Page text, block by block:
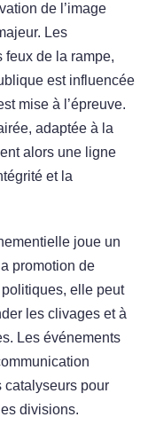
de l’image
Les
feux de la rampe,
est influencée
mise à l’épreuve.
adaptée à la
alors une ligne
et la
joue un
promotion de
politiques, elle peut
les clivages et à
Les événements
catalyseurs pour
divisions.